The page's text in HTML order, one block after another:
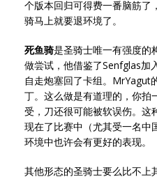
个版本回归可得费一番脑筋了
骑马上就要退环境了。
死鱼骑是圣骑士唯一有强度的
做尝试，他借鉴了Senfglas加
自走炮塞回了卡组。MrYagut
丁。这么做是有道理的，你拍
受，刀还很可能被软误伤。这
现在了比赛中（尤其受一名中
环境中也许会有更好的表现。
其他形态的圣骑士要么比不上